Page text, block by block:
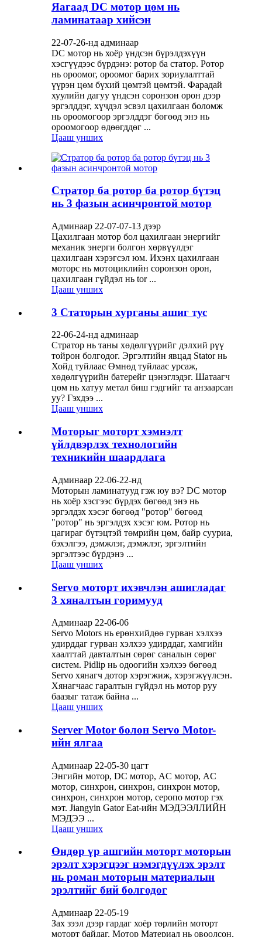
Яагаад DC мотор цөм нь
ламинатаар хийсэн
22-07-26-нд админаар
DC мотор нь хоёр үндсэн бүрэлдэхүүн
хэсгүүдээс бүрдэнэ: ротор ба статор. Ротор
нь ороомог, ороомог барих зориулалттай
үүрэн цөм бүхий цөмтэй цөмтэй. Фарадай
хуулийн дагуу үндсэн соронзон орон дээр
эргэлддэг, хүчдэл эсвэл цахилгаан боломж
нь ороомогоор эргэлддэг бөгөөд энэ нь
ороомогоор өдөөгддөг ...
Цааш унших
Стратор ба ротор ба ротор бүтэц
нь 3 фазын асинчронтой мотор
Админаар 22-07-07-13 дээр
Цахилгаан мотор бол цахилгаан энергийг
механик энерги болгон хөрвүүлдэг
цахилгаан хэрэгсэл юм. Ихэнх цахилгаан
моторс нь мотоциклийн соронзон орон,
цахилгаан гүйдэл нь tor ...
Цааш унших
3 Статорын хурганы ашиг тус
22-06-24-нд админаар
Стратор нь таны хөдөлгүүрийг дэлхий рүү
тойрон болгодог. Эргэлтийн явцад Stator нь
Хойд туйлаас Өмнөд туйлаас урсаж,
хөдөлгүүрийн батерейг цэнэглэдэг. Шатаагч
цөм нь хатуу метал биш гэдгийг та анзаарсан
уу? Гэхдээ ...
Цааш унших
Моторыг моторт хэмнэлт
үйлдвэрлэх технологийн
техникийн шаардлага
Админаар 22-06-22-нд
Моторын ламинатууд гэж юу вэ? DC мотор
нь хоёр хэсгээс бүрдэх бөгөөд энэ нь
эргэлдэх хэсэг бөгөөд "ротор" бөгөөд
"ротор" нь эргэлдэх хэсэг юм. Ротор нь
цагираг бүтэцтэй төмрийн цөм, байр сууриа,
бэхэлгээ, дэмжлэг, дэмжлэг, эргэлтийн
эргэлтээс бүрдэнэ ...
Цааш унших
Servo моторт ихэвчлэн ашигладаг
3 хяналтын горимууд
Админаар 22-06-06
Servo Motors нь ерөнхийдөө гурван хэлхээ
удирддаг гурван хэлхээ удирддаг, хамгийн
хаалттай давталтын сөрөг саналын сөрөг
систем. Pidlip нь одоогийн хэлхээ бөгөөд
Servo хянагч дотор хэрэгжиж, хэрэгжүүлсэн.
Хянагчаас гаралтын гүйдэл нь мотор руу
баазыг татаж байна ...
Цааш унших
Server Motor болон Servo Motor-
ийн ялгаа
Админаар 22-05-30 цагт
Энгийн мотор, DC мотор, AC мотор, AC
мотор, синхрон, синхрон, синхрон мотор,
синхрон, синхрон мотор, серопо мотор гэх
мэт. Jiangyin Gator Eat-ийн МЭДЭЭЛЛИЙН
МЭДЭЭ ...
Цааш унших
Өндөр үр ашгийн моторт моторын
эрэлт хэрэгцээг нэмэгдүүлэх эрэлт
нь роман моторын материалын
эрэлтийг бий болгодог
Админаар 22-05-19
Зах зээл дээр гардаг хоёр төрлийн моторт
моторт байдаг. Мотор Материал нь овоолсон,